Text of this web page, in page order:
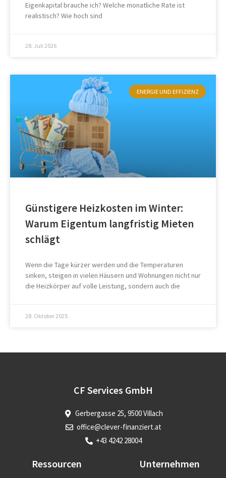
Eigenkapital brauche ich? Welche monatliche Rate ist
realistisch? Wie hoch sind
28. Juli 2026
ENERGIE UND EFFIZIENZ
Günstigere Heizkosten im Winter:
Warum Eigentum langfristig Mieten
schlägt
Wenn die Tage kürzer werden und die Temperaturen
sinken, steigen in vielen Häusern und Wohnungen nicht nur
die Heizkörper auf volle Leistung, sondern auch die
28. Oktober 2025
CF Services GmbH
Gerbergasse 25, 9500 Villach
office@clever-finanziert.at
+43 4242 28004
Ressourcen Unternehmen